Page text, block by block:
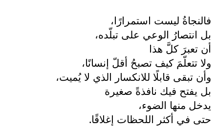
فالنجاةُ ليست استمرارًا،
بل انتصارُ الوعي على تبلّده،
أن تعبرَ كلَّ هذا
ولا تتعلّمَ كيف تصبحُ أقلّ إنسانًا،
وأن تبقى قابلًا للانكسار الذي لا يُميت،
بل يفتح فيك نافذةً صغيرة
يدخل منها الضوء،
حتى في أكثر اللحظات إغلاقًا.